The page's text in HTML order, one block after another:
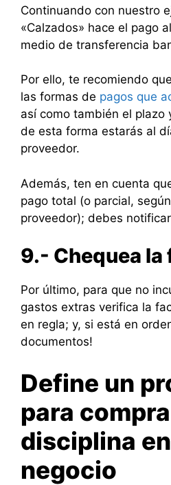
Continuando con nuestro
«Calzados» hace el pago
medio de transferencia
Por ello, te recomiendo
las formas de pagos que
así como también el plazo
de esta forma estarás al
proveedor.
Además, ten en cuenta
pago total (o parcial,
proveedor); debes
9.- Chequea la
Por último, para que no
gastos extras verifica la
en regla; y, si está en
documentos!
Define un
para
disciplina
negocio